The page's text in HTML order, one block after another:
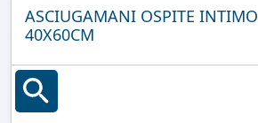
ASCIUGAMANI OSPITE INTIMO
40X60CM